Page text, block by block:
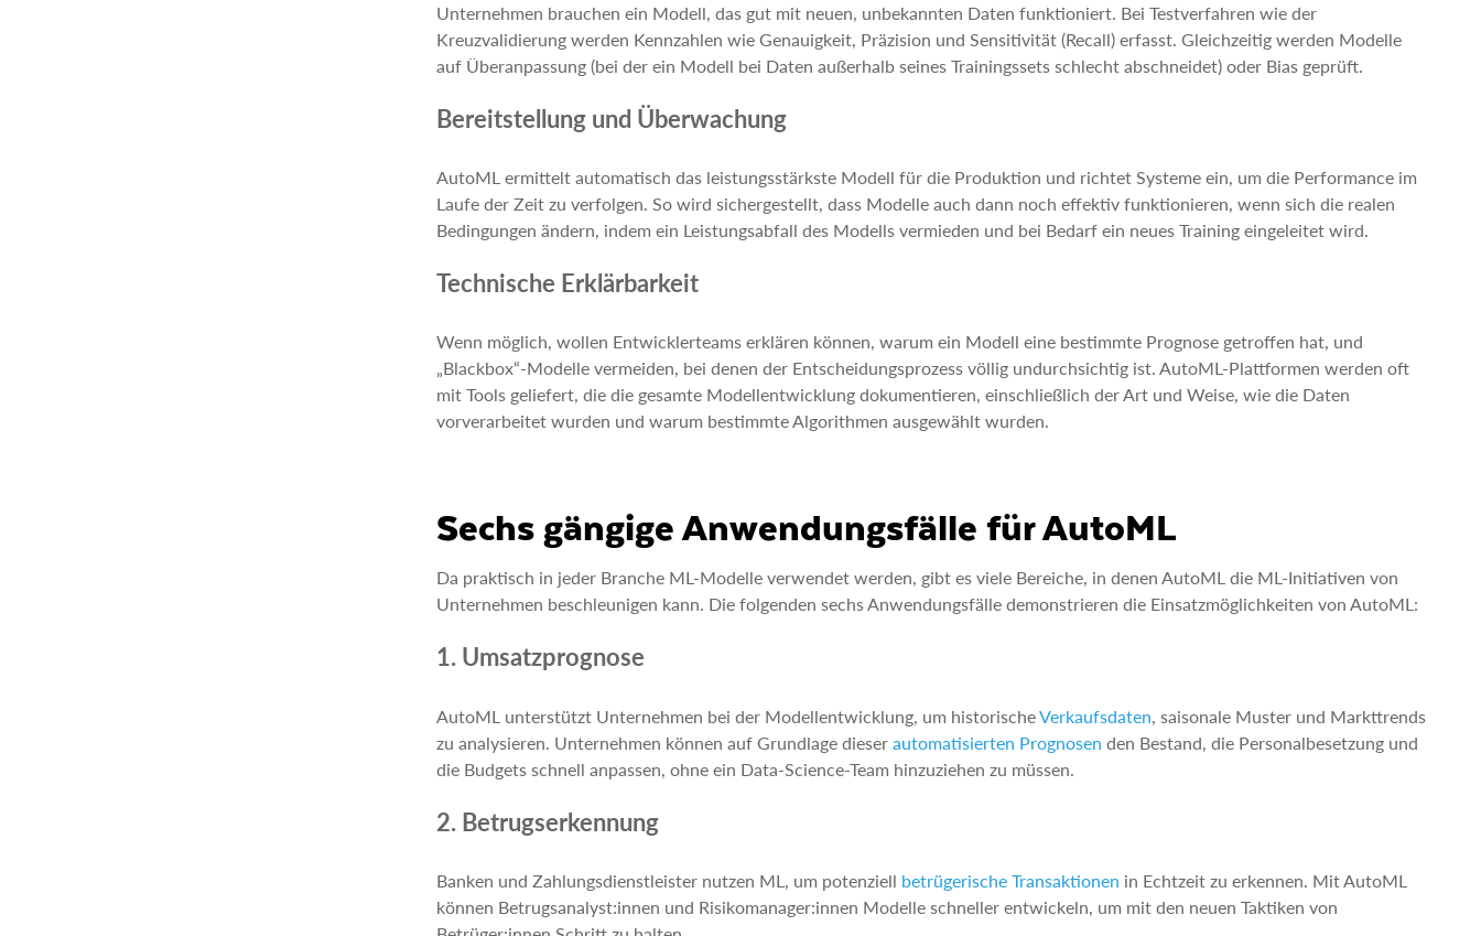
Unternehmen brauchen ein Modell, das gut mit neuen, unbekannten Daten funktioniert. Bei Testverfahren wie der
Kreuzvalidierung werden Kennzahlen wie Genauigkeit, Präzision und Sensitivität (Recall) erfasst. Gleichzeitig werden Modelle
auf Überanpassung (bei der ein Modell bei Daten außerhalb seines Trainingssets schlecht abschneidet) oder Bias geprüft.
Bereitstellung und Überwachung
AutoML ermittelt automatisch das leistungsstärkste Modell für die Produktion und richtet Systeme ein, um die Performance im
Laufe der Zeit zu verfolgen. So wird sichergestellt, dass Modelle auch dann noch effektiv funktionieren, wenn sich die realen
Bedingungen ändern, indem ein Leistungsabfall des Modells vermieden und bei Bedarf ein neues Training eingeleitet wird.
Technische Erklärbarkeit
Wenn möglich, wollen Entwicklerteams erklären können, warum ein Modell eine bestimmte Prognose getroffen hat, und
„Blackbox“-Modelle vermeiden, bei denen der Entscheidungsprozess völlig undurchsichtig ist. AutoML-Plattformen werden oft
mit Tools geliefert, die die gesamte Modellentwicklung dokumentieren, einschließlich der Art und Weise, wie die Daten
vorverarbeitet wurden und warum bestimmte Algorithmen ausgewählt wurden.
Sechs gängige Anwendungsfälle für AutoML
Da praktisch in jeder Branche ML-Modelle verwendet werden, gibt es viele Bereiche, in denen AutoML die ML-Initiativen von
Unternehmen beschleunigen kann. Die folgenden sechs Anwendungsfälle demonstrieren die Einsatzmöglichkeiten von AutoML:
1. Umsatzprognose
AutoML unterstützt Unternehmen bei der Modellentwicklung, um historischeVerkaufsdaten , saisonale Muster und Markttrends
zu analysieren. Unternehmen können auf Grundlage dieser automatisierten Prognosen den Bestand, die Personalbesetzung und
die Budgets schnell anpassen, ohne ein Data-Science-Team hinzuziehen zu müssen.
2. Betrugserkennung
Banken und Zahlungsdienstleister nutzen ML, um potenziell betrügerische Transaktionen in Echtzeit zu erkennen. Mit AutoML
können Betrugsanalyst:innen und Risikomanager:innen Modelle schneller entwickeln, um mit den neuen Taktiken von